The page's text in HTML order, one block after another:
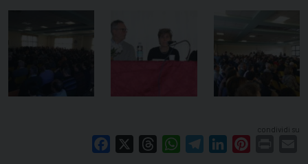
condividi su
Facebook ThreadsWhatsAppTelegramLinkedIn